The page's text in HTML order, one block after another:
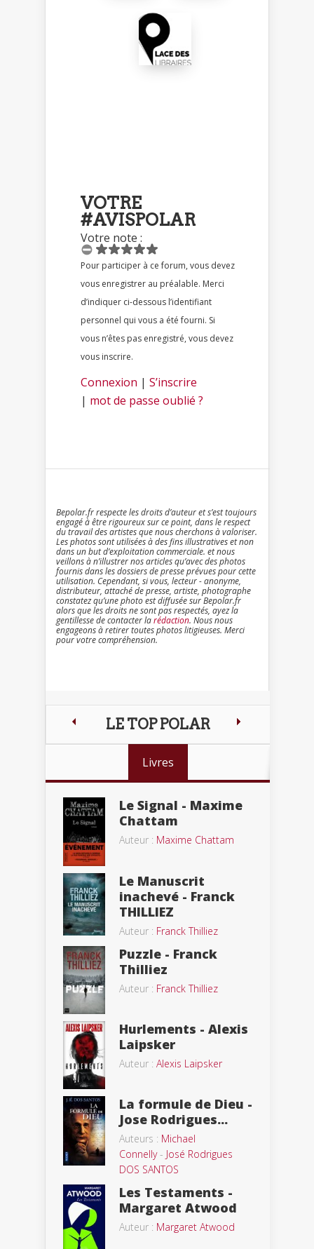
VOTRE
#AVISPOLAR
Votre note :
Pour participer à ce forum, vous devez
vous enregistrer au préalable. Merci
d’indiquer ci-dessous l’identifiant
personnel qui vous a été fourni. Si
vous n’êtes pas enregistré, vous devez
vous inscrire.
Connexion | S’inscrire
| mot de passe oublié ?
Bepolar.fr respecte les droits d’auteur et s’est toujours
engagé à être rigoureux sur ce point, dans le respect
du travail des artistes que nous cherchons à valoriser.
Les photos sont utilisées à des fins illustratives et non
dans un but d’exploitation commerciale. et nous
veillons à n’illustrer nos articles qu’avec des photos
fournis dans les dossiers de presse prévues pour cette
utilisation. Cependant, si vous, lecteur - anonyme,
distributeur, attaché de presse, artiste, photographe
constatez qu’une photo est diffusée sur Bepolar.fr
alors que les droits ne sont pas respectés, ayez la
gentillesse de contacter larédaction. Nous nous
engageons à retirer toutes photos litigieuses. Merci
pour votre compréhension.
LE TOP POLAR
Livres
Le Signal - Maxime
Chattam
Auteur : Maxime Chattam
Le Manuscrit
inachevé - Franck
THILLIEZ
Auteur : Franck Thilliez
Puzzle - Franck
Thilliez
Auteur : Franck Thilliez
Hurlements - Alexis
Laipsker
Auteur : Alexis Laipsker
La formule de Dieu -
Jose Rodrigues...
Auteurs : Michael
Connelly- José Rodrigues
DOS SANTOS
Les Testaments -
Margaret Atwood
Auteur : Margaret Atwood